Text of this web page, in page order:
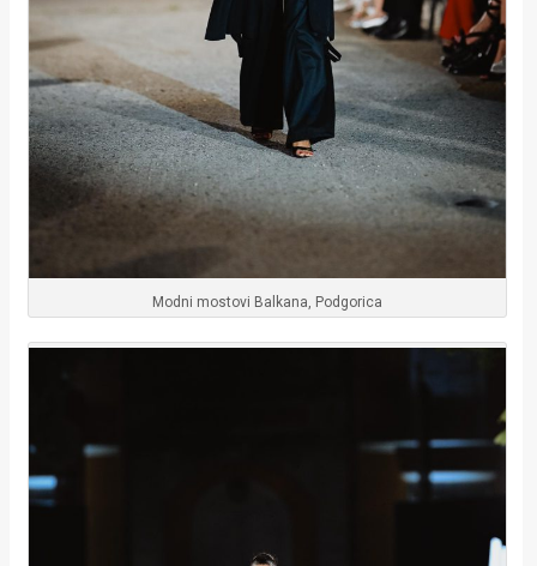
Modni mostovi Balkana, Podgorica